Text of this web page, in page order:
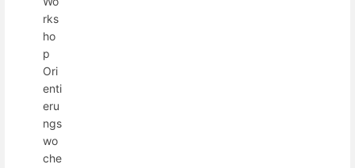
rks
ho
p
Ori
enti
eru
ngs
wo
che